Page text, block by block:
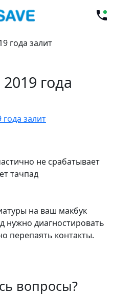
года залит
года
залит
не срабатывает
тачпад
на ваш макбук
нужно диагностировать
перепаять контакты.
вопросы?